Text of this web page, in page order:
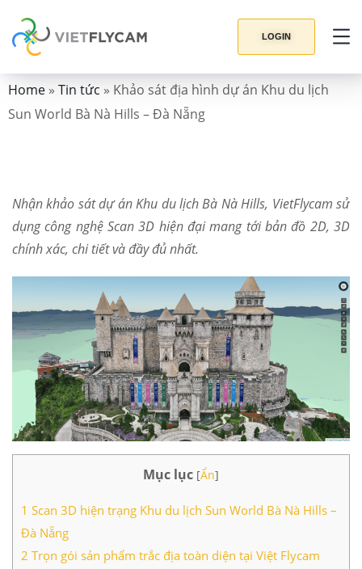
LOGIN
Home » Tin tức » Khảo sát địa hình dự án Khu du lịch
Sun World Bà Nà Hills – Đà Nẵng
Nhận khảo sát dự án Khu du lịch Bà Nà Hills, VietFlycam sử
dụng công nghệ Scan 3D hiện đại mang tới bản đồ 2D, 3D
chính xác, chi tiết và đầy đủ nhất.
Mục lục [Ẩn]
1 Scan 3D hiện trạng Khu du lịch Sun World Bà Nà Hills –
Đà Nẵng
2 Trọn gói sản phẩm trắc địa toàn diện tại Việt Flycam